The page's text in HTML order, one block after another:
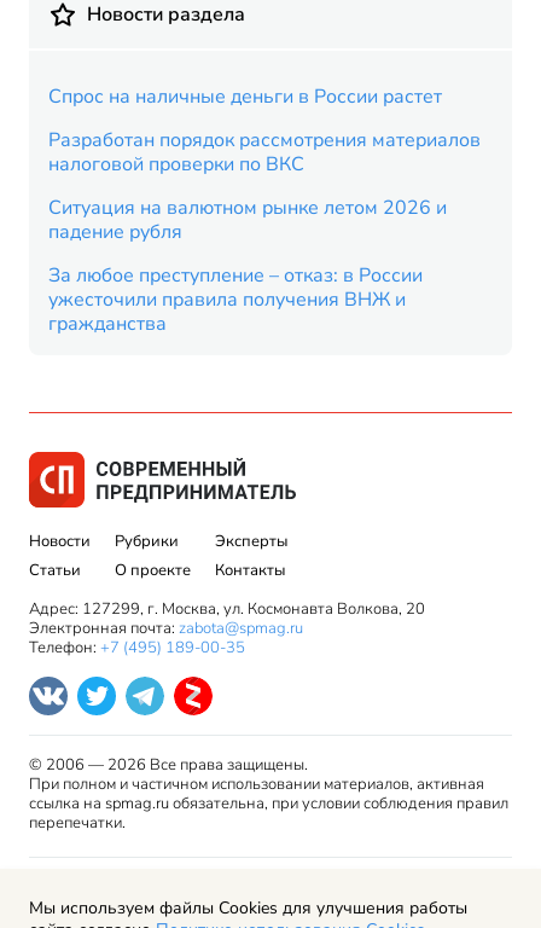
Новости раздела
Спрос на наличные деньги в России растет
Разработан порядок рассмотрения материалов
налоговой проверки по ВКС
Ситуация на валютном рынке летом 2026 и
падение рубля
За любое преступление – отказ: в России
ужесточили правила получения ВНЖ и
гражданства
Новости
Статьи
Рубрики
О проекте
Эксперты
Контакты
Адрес: 127299, г. Москва, ул. Космонавта Волкова, 20
Электронная почта: zabota@spmag.ru
Телефон: +7 (495) 189-00-35
© 2006 — 2026 Все права защищены.
При полном и частичном использовании материалов, активная
ссылка на spmag.ru обязательна, при условии соблюдения правил
перепечатки.
права
Мы используем файлы Cookies для улучшения работы